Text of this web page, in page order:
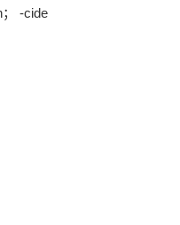
； -cide